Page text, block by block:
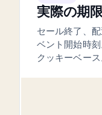
実際の期
セール終了、
ベント開始時
クッキーベース